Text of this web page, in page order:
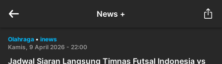
News +
Olahraga • inews
Kamis, 9 April 2026 - 22:00
Jadwal Siaran Langsung Timnas Futsal Indonesia vs